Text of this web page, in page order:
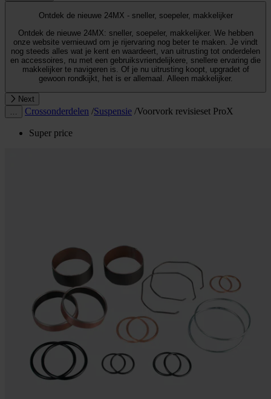
Ontdek de nieuwe 24MX - sneller, soepeler, makkelijker
Ontdek de nieuwe 24MX: sneller, soepeler, makkelijker. We hebben
onze website vernieuwd om je rijervaring nog beter te maken. Je vindt
nog steeds alles wat je kent en waardeert, van uitrusting tot onderdelen
en accessoires, nu met een gebruiksvriendelijkere, snellere ervaring die
makkelijker te navigeren is. Of je nu uitrusting koopt, upgradet of
gewoon rondkijkt, het is er allemaal. Alleen makkelijker.
Next
Crossonderdelen /Suspensie /Voorvork revisieset ProX
Super price